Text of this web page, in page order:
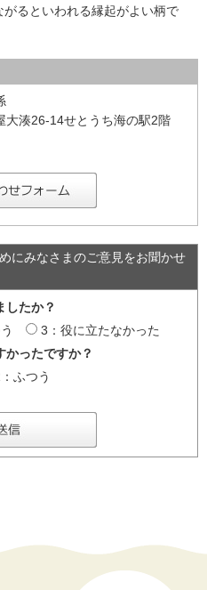
るといわれる縁起がよい柄で
大湊26-14せとうち海の駅2階
にみなさまのご意見をお聞かせ
したか？
3：役に立たなかった
かったですか？
ふつう